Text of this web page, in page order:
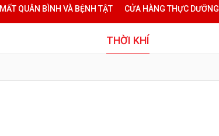
MẤT QUÂN BÌNH VÀ BỆNH TẬT CỬA HÀNG THỰC DƯỠNG
THỜI KHÍ